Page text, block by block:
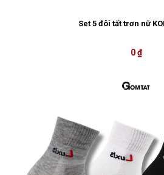
Set 5 đôi tất trơn nữ
0 ₫